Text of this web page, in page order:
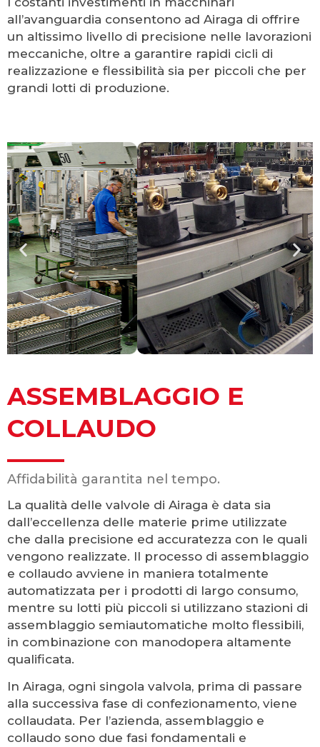
all’avanguardia consentono ad Airaga di offrire
un altissimo livello di precisione nelle lavorazioni
meccaniche, oltre a garantire rapidi cicli di
realizzazione e flessibilità sia per piccoli che per
grandi lotti di produzione.
ASSEMBLAGGIO E
COLLAUDO
Affidabilità garantita nel tempo.
La qualità delle valvole di Airaga è data sia
dall’eccellenza delle materie prime utilizzate
che dalla precisione ed accuratezza con le quali
vengono realizzate. Il processo di assemblaggio
e collaudo avviene in maniera totalmente
automatizzata per i prodotti di largo consumo,
mentre su lotti più piccoli si utilizzano stazioni di
assemblaggio semiautomatiche molto flessibili,
in combinazione con manodopera altamente
qualificata.
In Airaga, ogni singola valvola, prima di passare
alla successiva fase di confezionamento, viene
collaudata. Per l’azienda, assemblaggio e
collaudo sono due fasi fondamentali e